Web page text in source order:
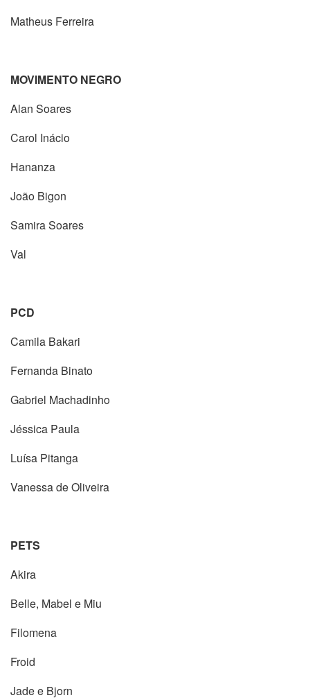
Matheus Ferreira
MOVIMENTO NEGRO
Alan Soares
Carol Inácio
Hananza
João Bigon
Samira Soares
Val
PCD
Camila Bakari
Fernanda Binato
Gabriel Machadinho
Jéssica Paula
Luísa Pitanga
Vanessa de Oliveira
PETS
Akira
Belle, Mabel e Miu
Filomena
Froid
Jade e Bjorn